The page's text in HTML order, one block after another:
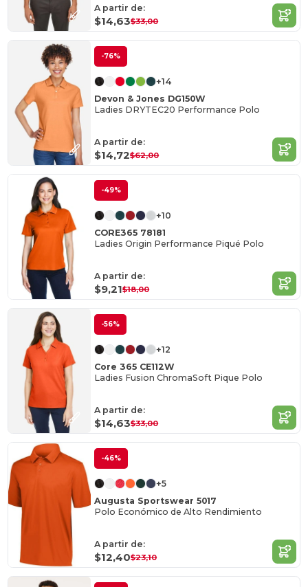
A partir de:
$14,63$33,00
-76%
+14
Devon & Jones DG150W
Ladies DRYTEC20 Performance Polo
A partir de:
$14,72$62,00
-49%
+10
CORE365 78181
Ladies Origin Performance Piqué Polo
A partir de:
$9,21$18,00
-56%
+12
Core 365 CE112W
Ladies Fusion ChromaSoft Pique Polo
A partir de:
$14,63$33,00
-46%
+5
Augusta Sportswear 5017
Polo Económico de Alto Rendimiento
A partir de:
$12,40$23,10